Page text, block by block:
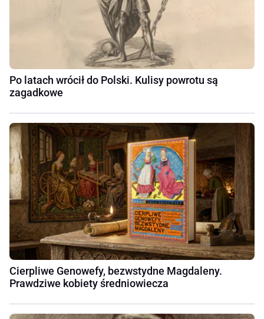
Po latach wrócił do Polski. Kulisy powrotu są
zagadkowe
Cierpliwe Genowefy, bezwstydne Magdaleny.
Prawdziwe kobiety średniowiecza